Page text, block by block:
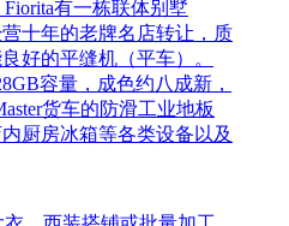
有一栋联体别墅
十年的老牌名店转让，质
好的平缝机（平车）。
容量，成色约八成新，
货车的防滑工业地板
厨房冰箱等各类设备以及